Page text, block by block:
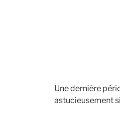
Une dernière
astucieusement